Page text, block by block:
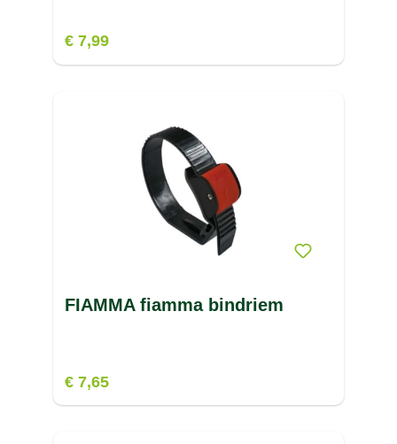
€ 7,99
FIAMMA fiamma bindriem
€ 7,65